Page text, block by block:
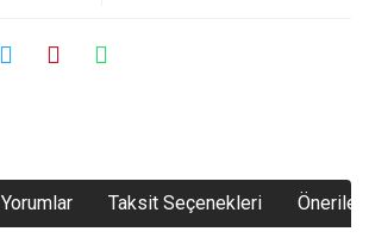
Yorumlar Taksit Seçenekleri